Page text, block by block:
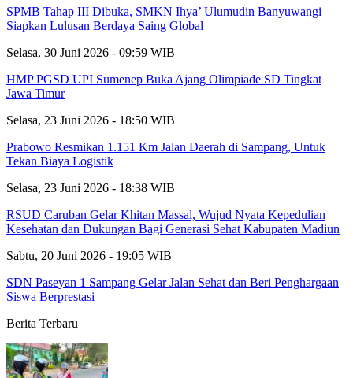
SPMB Tahap III Dibuka, SMKN Ihya’ Ulumudin Banyuwangi
Siapkan Lulusan Berdaya Saing Global
Selasa, 30 Juni 2026 - 09:59 WIB
HMP PGSD UPI Sumenep Buka Ajang Olimpiade SD Tingkat
Jawa Timur
Selasa, 23 Juni 2026 - 18:50 WIB
Prabowo Resmikan 1.151 Km Jalan Daerah di Sampang, Untuk
Tekan Biaya Logistik
Selasa, 23 Juni 2026 - 18:38 WIB
RSUD Caruban Gelar Khitan Massal, Wujud Nyata Kepedulian
Kesehatan dan Dukungan Bagi Generasi Sehat Kabupaten Madiun
Sabtu, 20 Juni 2026 - 19:05 WIB
SDN Paseyan 1 Sampang Gelar Jalan Sehat dan Beri Penghargaan
Siswa Berprestasi
Berita Terbaru